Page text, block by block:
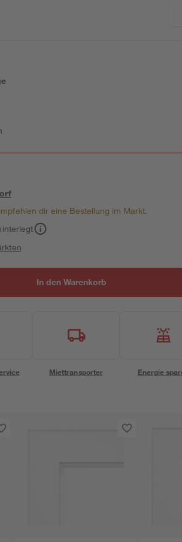
dir eine Bestellung im Markt.
In den Warenkorb
Miettransporter Energie